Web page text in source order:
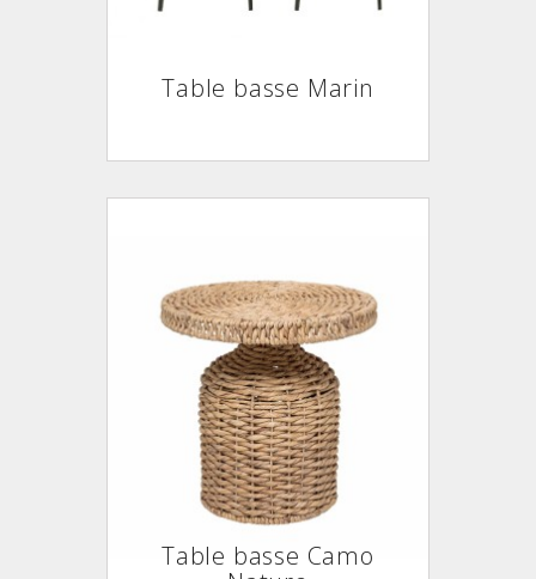
Table basse Marin
Table basse Camo